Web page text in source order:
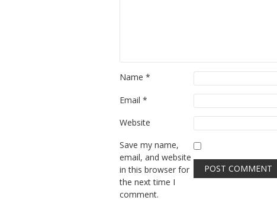
Name *
Email *
Website
Save my name,
email, and website
in this browser for
the next time I
comment.